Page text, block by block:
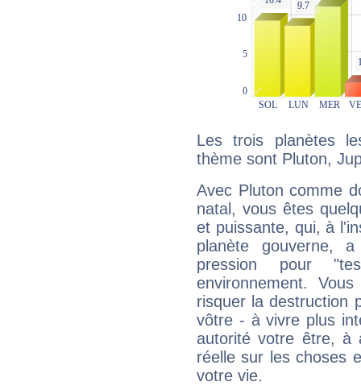
Les trois planètes
thème sont Pluton,
Avec Pluton comme
natal, vous êtes
et puissante, qui, à
planète gouverne,
pression pour
environnement.
risquer la destruction
vôtre - à vivre plus
autorité votre être, à
réelle sur les choses
votre vie.